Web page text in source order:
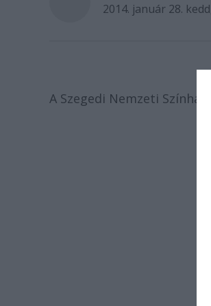
2014. január 28.
A Szegedi Nemzeti